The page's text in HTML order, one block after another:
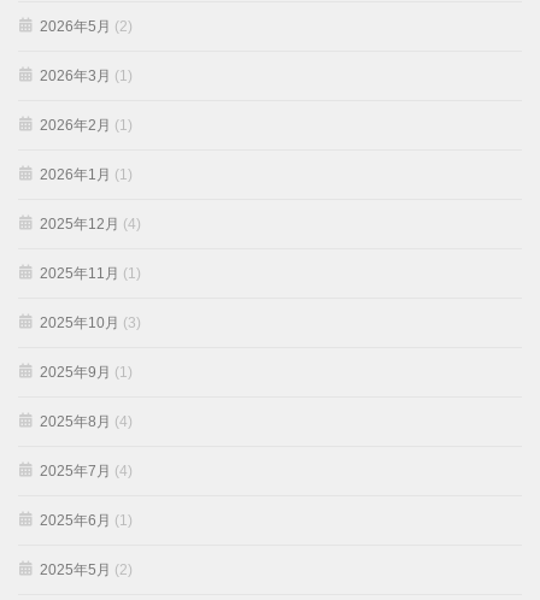
2026年5月 (2)
2026年3月 (1)
2026年2月 (1)
2026年1月 (1)
2025年12月 (4)
2025年11月 (1)
2025年10月 (3)
2025年9月 (1)
2025年8月 (4)
2025年7月 (4)
2025年6月 (1)
2025年5月 (2)